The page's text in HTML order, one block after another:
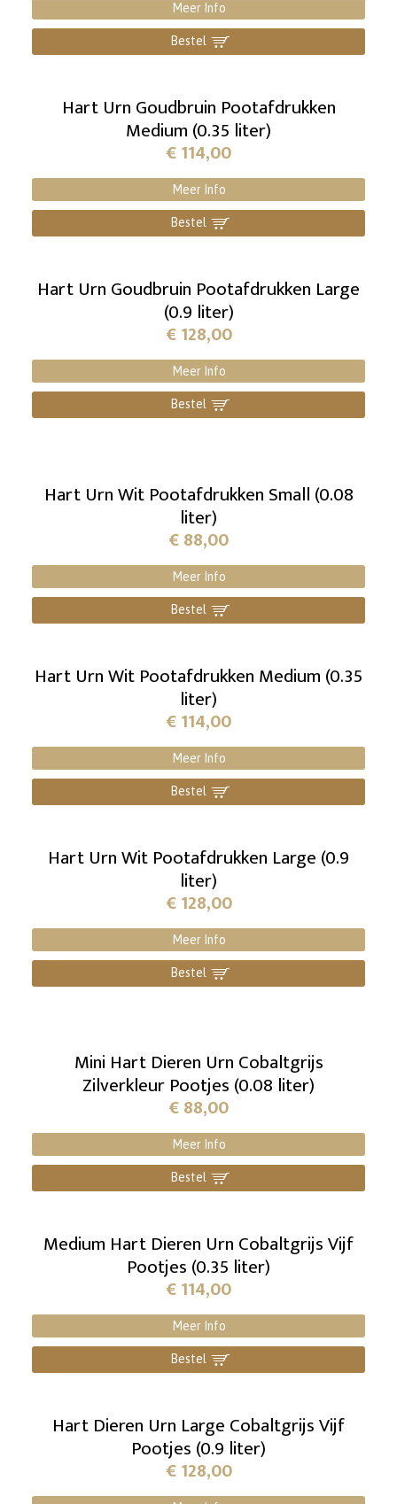
Meer Info
Bestel ]
Hart Urn Goudbruin Pootafdrukken
Medium (0.35 liter)
€114,00
Meer Info
Bestel ]
Hart Urn Goudbruin Pootafdrukken Large
(0.9 liter)
€128,00
Meer Info
Bestel ]
Hart Urn Wit Pootafdrukken Small (0.08
liter)
€88,00
Meer Info
Bestel ]
Hart Urn Wit Pootafdrukken Medium (0.35
liter)
€114,00
Meer Info
Bestel ]
Hart Urn Wit Pootafdrukken Large (0.9
liter)
€128,00
Meer Info
Bestel ]
Mini Hart Dieren Urn Cobaltgrijs
Zilverkleur Pootjes (0.08 liter)
€88,00
Meer Info
Bestel ]
Medium Hart Dieren Urn Cobaltgrijs Vijf
Pootjes (0.35 liter)
€114,00
Meer Info
Bestel ]
Hart Dieren Urn Large Cobaltgrijs Vijf
Pootjes (0.9 liter)
€128,00